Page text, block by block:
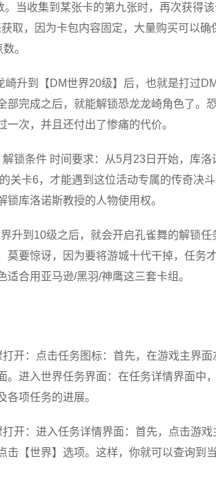
当收集到某张卡的第九张时，再次获得
取，因为卡包内容固定，大量购买可以确
。
升到【DM世界20级】后，也就是打过
完成之后，就能解锁恐龙龙崎角色了。
次，并且还付出了惨痛的代价。
锁条件 时间要求：从5月23日开始，库
关卡6，才能遇到这位活动专属的传奇决
库洛诺斯教授的人物使用权。
升到10级之后，就会开启孔雀舞的解锁
莫要惊讶，因为要将游城十代干掉，任务
合用亚马逊/黑羽/神鹰这三套卡组。
开：点击任务图标：首先，在游戏主界
。进入世界任务界面：在任务详情界面中
项任务的进展。
开：进入任务详情界面：首先，点击游
【世界】选项。这样，你就可以查询到